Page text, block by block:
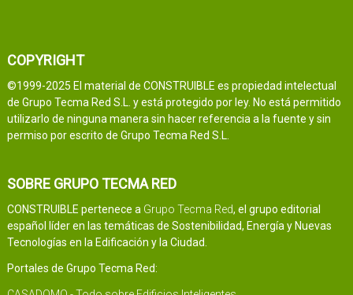
COPYRIGHT
©1999-2025 El material de CONSTRUIBLE es propiedad intelectual
de Grupo Tecma Red S.L. y está protegido por ley. No está permitido
utilizarlo de ninguna manera sin hacer referencia a la fuente y sin
permiso por escrito de Grupo Tecma Red S.L.
SOBRE GRUPO TECMA RED
CONSTRUIBLE pertenece a Grupo Tecma Red, el grupo editorial
español líder en las temáticas de Sostenibilidad, Energía y Nuevas
Tecnologías en la Edificación y la Ciudad.
Portales de Grupo Tecma Red: